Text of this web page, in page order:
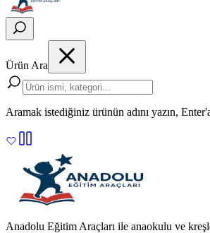
Ürün Ara
Aramak istediğiniz ürünün adını yazın,
Anadolu Eğitim Araçları ile anaokulu ve